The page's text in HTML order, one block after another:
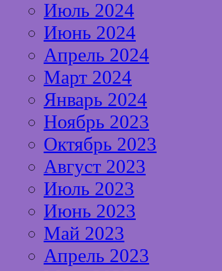
Июль 2024
Июнь 2024
Апрель 2024
Март 2024
Январь 2024
Ноябрь 2023
Октябрь 2023
Август 2023
Июль 2023
Июнь 2023
Май 2023
Апрель 2023